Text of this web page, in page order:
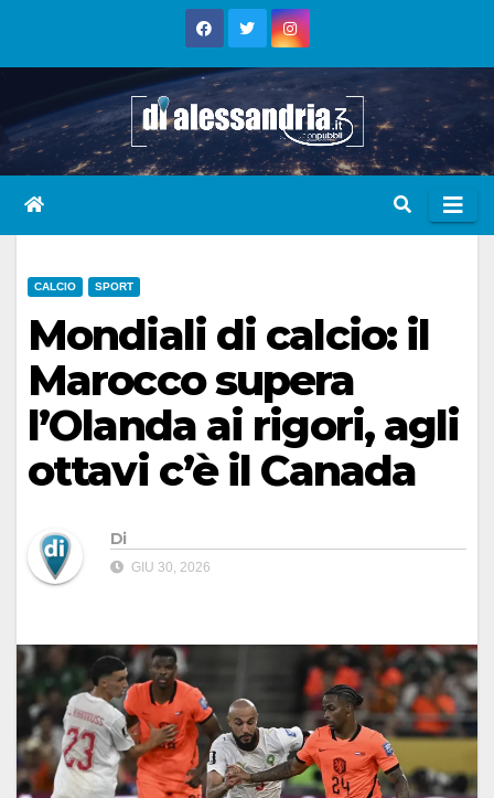
CALCIO SPORT
Mondiali di calcio: il
Marocco supera
l’Olanda ai rigori, agli
ottavi c’è il Canada
Di
GIU 30, 2026